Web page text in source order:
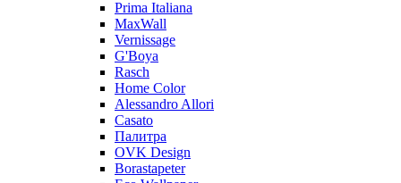
Prima Italiana
MaxWall
Vernissage
G'Boya
Rasch
Home Color
Alessandro Allori
Casato
Палитра
OVK Design
Borastapeter